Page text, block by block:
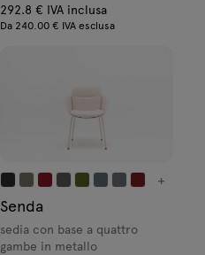
292.8 € IVA inclusa
Da 240.00 € IVA esclusa
+
Senda
sedia con base a quattro
gambe in metallo